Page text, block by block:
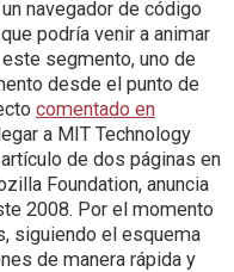
navegador de código
podría venir a animar
segmento, uno de
desde el punto de
comentado en
a MIT Technology
artículo de dos páginas en
Foundation, anuncia
2008. Por el momento
siguiendo el esquema
de manera rápida y